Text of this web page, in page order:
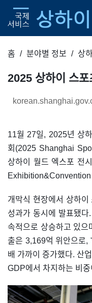
홈 분야별 정보 상
2025 상하이 스포
11월 27일, 2025년 상
회(2025 Shanghai
상하이 월드 엑스포 전
Exhibition&Convention
개막식 현장에서 상하
성과가 동시에 발표됐다
속적으로 상승하고 있으
출은 3,169억 위안으로,
배 가까이 증가했다. 산
GDP에서 차지하는 비